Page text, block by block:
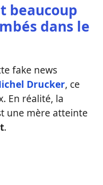
beaucoup
dans le
fake news
Drucker, ce
En réalité, la
une mère atteinte
.